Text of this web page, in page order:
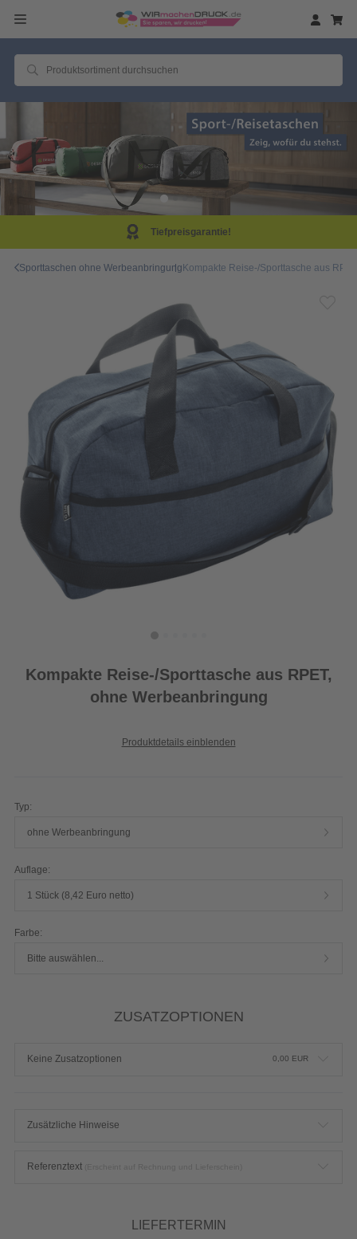
Tiefpreisgarantie!
Sporttaschen ohne WerbeanbringungKompakte Reise-/Sporttasche aus
Kompakte Reise-/Sporttasche aus RPET,
ohne Werbeanbringung
Produktdetails einblenden
Typ:
ohne Werbeanbringung
Auflage:
1 Stück (8,42 Euro netto)
Farbe:
Bitte auswählen...
ZUSATZOPTIONEN
Keine Zusatzoptionen 0,00 EUR
Zusätzliche Hinweise
Referenztext
LIEFERTERMIN